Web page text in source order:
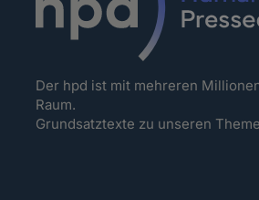
Der hpd ist mit mehreren
Raum.
Grundsatztexte zu unseren